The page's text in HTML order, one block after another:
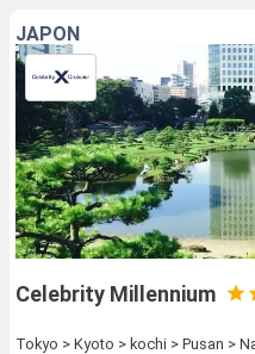
JAPON
Celebrity Millennium
Tokyo > Kyoto > kochi > Pusan >